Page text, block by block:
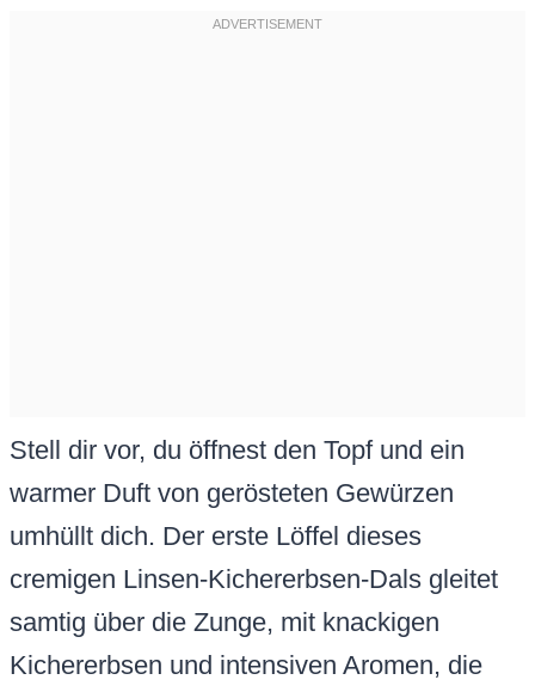
Stell dir vor, du öffnest den Topf und ein
warmer Duft von gerösteten Gewürzen
umhüllt dich. Der erste Löffel dieses
cremigen Linsen-Kichererbsen-Dals gleitet
samtig über die Zunge, mit knackigen
Kichererbsen und intensiven Aromen, die